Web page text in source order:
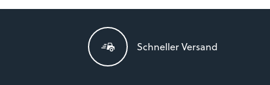
Schneller Versand